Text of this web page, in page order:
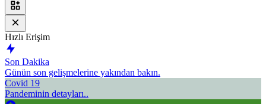
Hızlı Erişim
Son Dakika
Günün son gelişmelerine yakından bakın.
Covid 19
Pandeminin detayları..